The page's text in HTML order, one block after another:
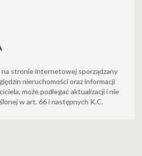
stronie internetowej sporządzany
nieruchomości oraz informacji
może podlegać aktualizacji i nie
w art. 66 i następnych K.C.